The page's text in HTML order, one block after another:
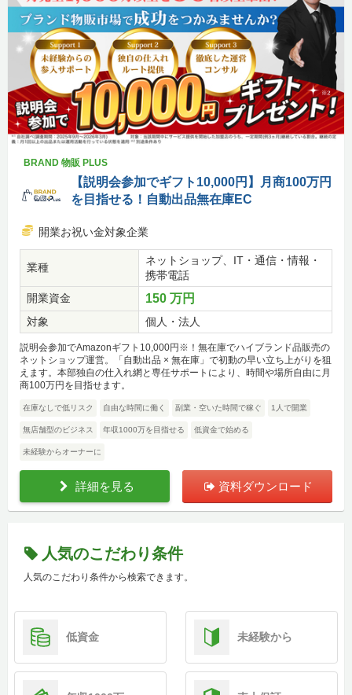
BRAND 物販 PLUS
【説明会参加でギフト10,000円】月商100万円
を目指せる！自動出品無在庫EC
開業お祝い金対象企業
業種
ネットショップ、IT・通信・情報・
携帯電話
開業資金
150 万円
対象 個人・法人
説明会参加でAmazonギフト10,000円※！無在庫でハイブランド品販売の
ネットショップ運営。「自動出品 × 無在庫」で初動の早い立ち上がりを狙
えます。本部独自の仕入れ網と専任サポートにより、時間や場所自由に月
商100万円を目指せます。
在庫なしで低リスク 自由な時間に働く 副業・空いた時間で稼ぐ 1人で開業
無店舗型のビジネス 年収1000万を目指せる 低資金で始める
未経験からオーナーに
詳細を見る 資料ダウンロード
人気のこだわり条件
人気のこだわり条件から検索できます。
低資金 未経験から